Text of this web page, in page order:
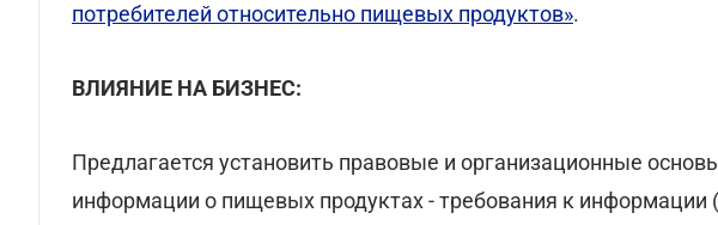
потребителей относительно пищевых продуктов».
ВЛИЯНИЕ НА БИЗНЕС:
Предлагается установить правовые и организационные
информации о пищевых продуктах - требования к информации